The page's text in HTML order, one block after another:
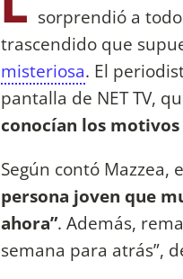
sorprendió a
trascendido que
misteriosa. El
pantalla de NET TV,
conocían los motivos
Según contó
persona joven que
ahora”. Además,
semana para atrás”,